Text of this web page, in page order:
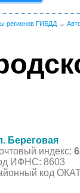
регионов ГИБДД →
Береговая
индекс:
ИФНС: 8603
код